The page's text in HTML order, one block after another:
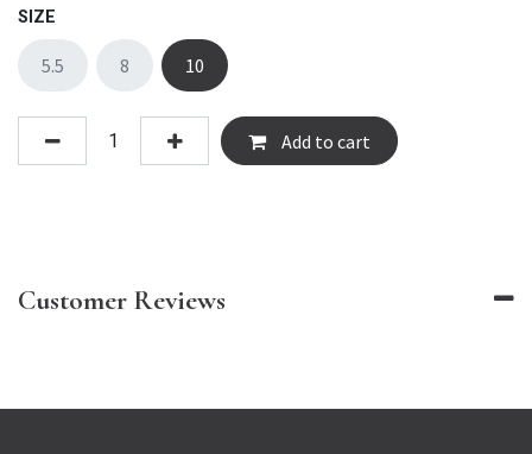
SIZE
5.5 8 10
Add to cart
Customer Reviews